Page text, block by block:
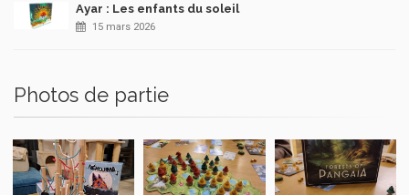
Ayar : Les enfants du soleil
15 mars 2026
Photos de partie